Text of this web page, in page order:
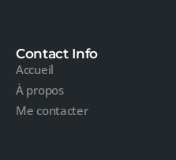
Contact Info
Accueil
À propos
Me contacter